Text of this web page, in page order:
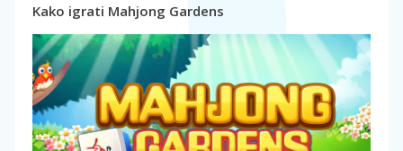
Kako igrati Mahjong Gardens